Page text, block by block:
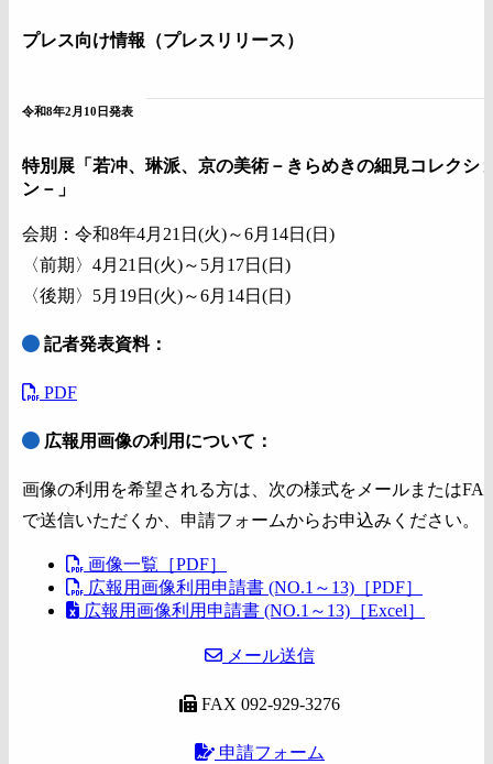
プレス向け情報（プレスリリース）
令和8年2月10日発表
特別展「若冲、琳派、京の美術－きらめきの細見コレクシ
ン－」
会期：令和8年4月21日(火)～6月14日(日)
〈前期〉4月21日(火)～5月17日(日)
〈後期〉5月19日(火)～6月14日(日)
記者発表資料：
PDF
広報用画像の利用について：
画像の利用を希望される方は、次の様式をメールまたは
で送信いただくか、申請フォームからお申込みください。
画像一覧［PDF］
広報用画像利用申請書 (NO.1～13)［PDF］
広報用画像利用申請書 (NO.1～13)［Excel］
メール送信
FAX 092-929-3276
申請フォーム